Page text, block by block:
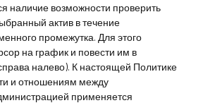
наличие возможности проверить
актив в течение
промежутка. Для этого
на график и повести им в
налево). К настоящей Политике
и отношениям между
применяется